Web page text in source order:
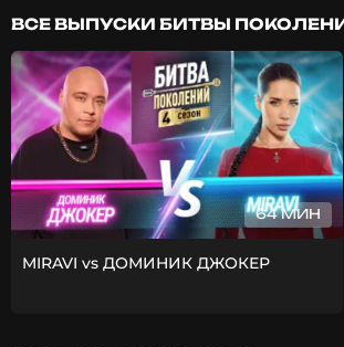
ВСЕ ВЫПУСКИ БИТВЫ
64 МИН
MIRAVI vs ДОМИНИК ДЖОКЕР